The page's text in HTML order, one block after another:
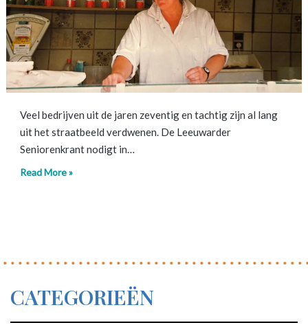
Veel bedrijven uit de jaren zeventig en tachtig zijn al lang
uit het straatbeeld verdwenen. De Leeuwarder
Seniorenkrant nodigt in…
Read More »
CATEGORIEËN